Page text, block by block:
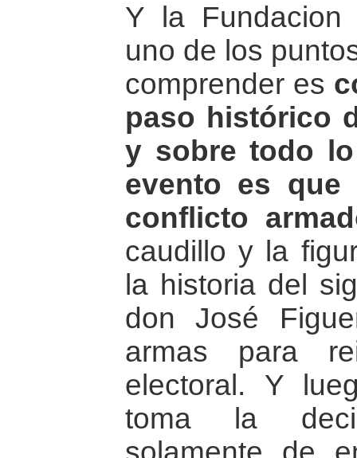
Y la
uno de los
comprender es
paso histórico
y sobre todo
evento es
conflicto
caudillo y la
la historia del
don José
armas para
electoral. Y
toma la